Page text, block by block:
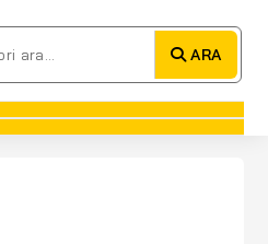
ARA